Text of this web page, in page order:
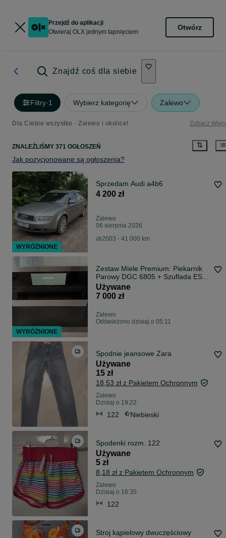
Przejdź do aplikacji
Otwieraj OLX jednym tapnięciem
Otwórz
Znajdź coś dla siebie
Filtry·1 Wybierz kategorię Zalewo
Dla Ciebie wszystko - Zalewo i okolice! Zobacz
ZNALEŹLIŚMY 371 OGŁOSZEŃ
Jak pozycjonowane są ogłoszenia?
Sprzedam Audi a4b6
4 200 zł
Zalewo
06 sierpnia 2026
2003 - 41 000 km
Zestaw Miele Premium: Piekarnik
Parowy DGC 6805 + Szuflada ESW
6229X | Menu PL
Używane
7 000 zł
Zalewo
Odświeżono dzisiaj o 05:11
Spodnie jeansowe Zara
Używane
15 zł
18,53 zł z Pakietem Ochronnym
Zalewo
Dzisiaj o 19:22
122 Niebieski
Spodenki rozm. 122
Używane
5 zł
8,18 zł z Pakietem Ochronnym
Zalewo
Dzisiaj o 18:35
122
Stroj kąpielowy dwuczęściowy
WYRÓŻNIONE
WYRÓŻNIONE